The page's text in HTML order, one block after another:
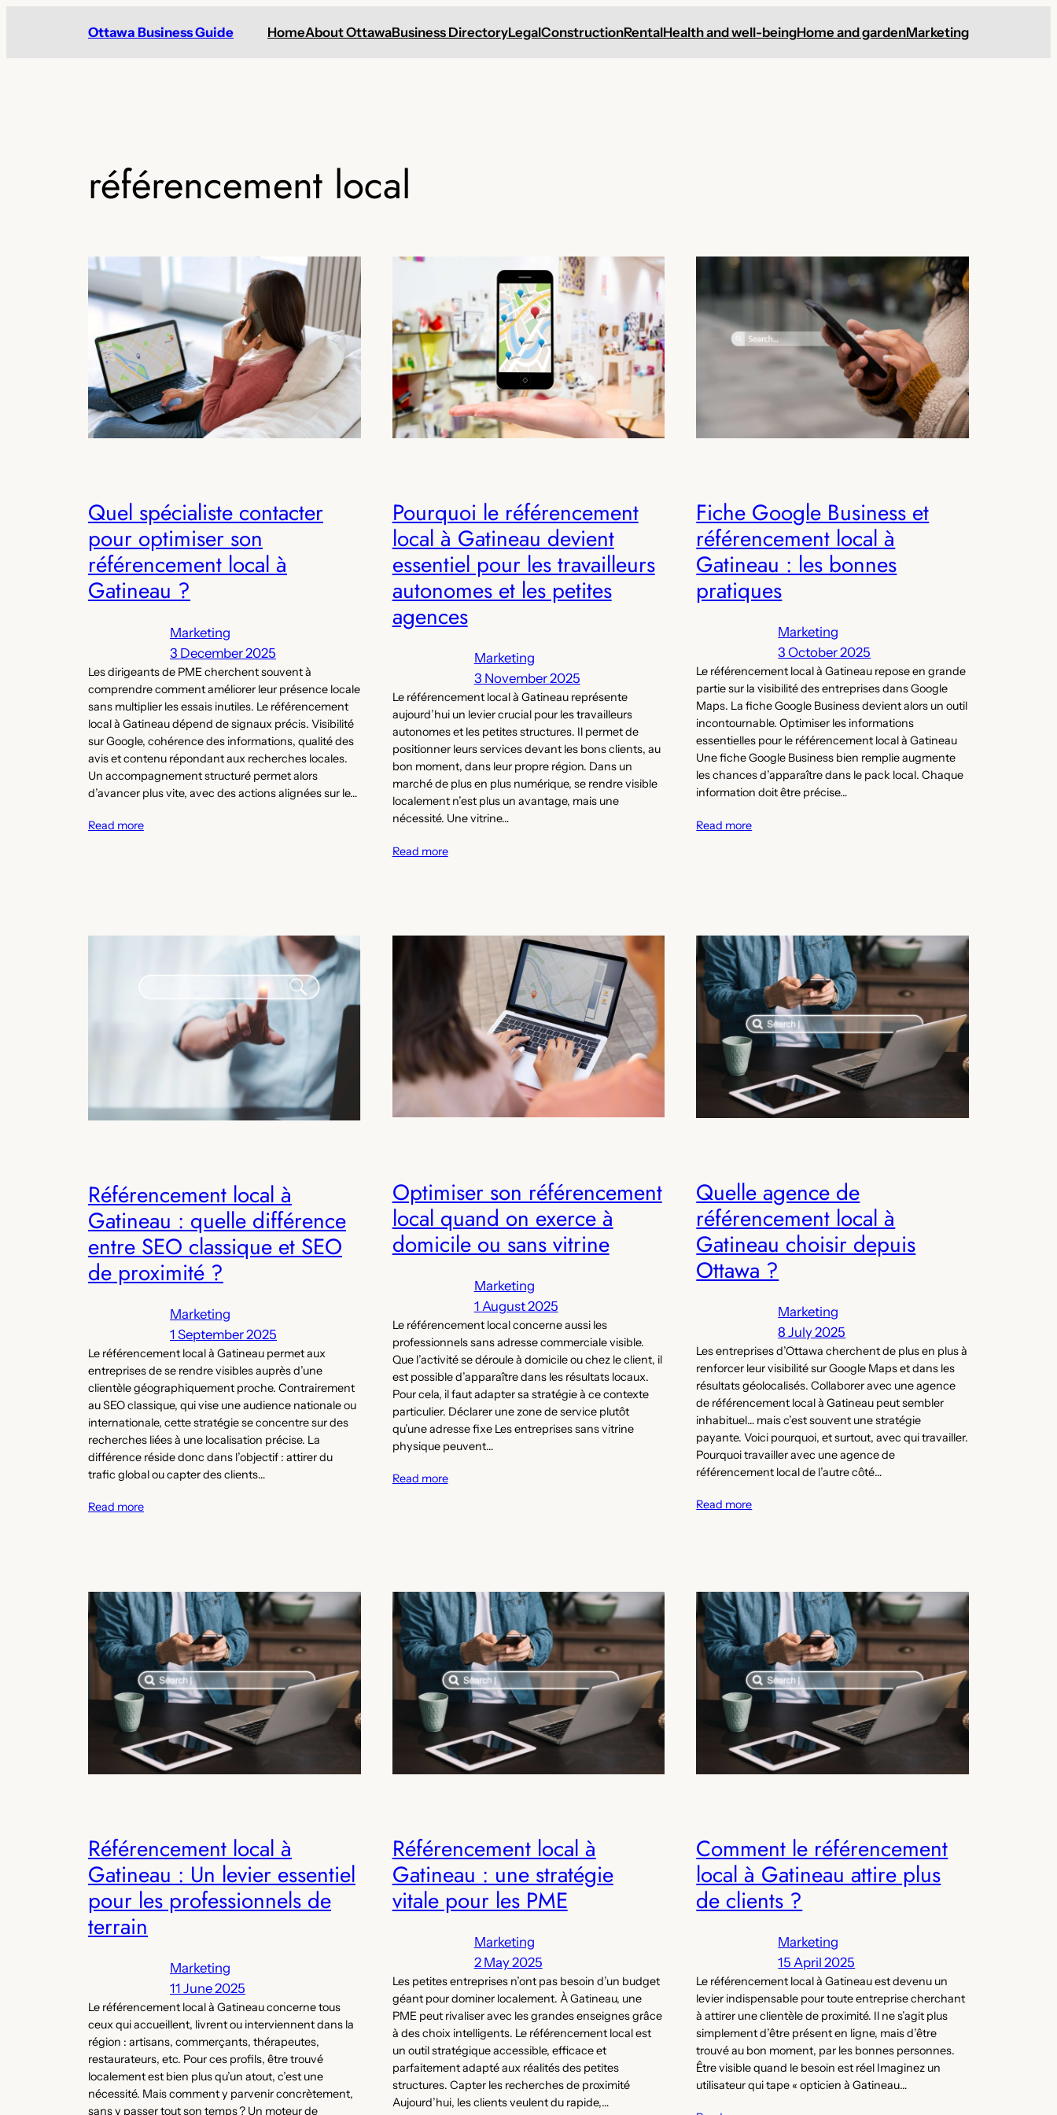
Ottawa Business Guide HomeAbout OttawaBusiness DirectoryLegalConstructionRentalHealth and well-beingHome and gardenMarketing
référencement local
Quel spécialiste contacter
pour optimiser son
référencement local à
Gatineau ?
Marketing
3 December 2025
Les dirigeants de PME cherchent souvent à
comprendre comment améliorer leur présence locale
sans multiplier les essais inutiles. Le référencement
local à Gatineau dépend de signaux précis. Visibilité
sur Google, cohérence des informations, qualité des
avis et contenu répondant aux recherches locales.
Un accompagnement structuré permet alors
d’avancer plus vite, avec des actions alignées sur le…
Read more
Pourquoi le référencement
local à Gatineau devient
essentiel pour les travailleurs
autonomes et les petites
agences
Marketing
3 November 2025
Le référencement local à Gatineau représente
aujourd’hui un levier crucial pour les travailleurs
autonomes et les petites structures. Il permet de
positionner leurs services devant les bons clients, au
bon moment, dans leur propre région. Dans un
marché de plus en plus numérique, se rendre visible
localement n’est plus un avantage, mais une
nécessité. Une vitrine…
Read more
Fiche Google Business et
référencement local à
Gatineau : les bonnes
pratiques
Marketing
3 October 2025
Le référencement local à Gatineau repose en grande
partie sur la visibilité des entreprises dans Google
Maps. La fiche Google Business devient alors un outil
incontournable. Optimiser les informations
essentielles pour le référencement local à Gatineau
Une fiche Google Business bien remplie augmente
les chances d’apparaître dans le pack local. Chaque
information doit être précise…
Read more
Référencement local à
Gatineau : quelle différence
entre SEO classique et SEO
de proximité ?
Marketing
1 September 2025
Le référencement local à Gatineau permet aux
entreprises de se rendre visibles auprès d’une
clientèle géographiquement proche. Contrairement
au SEO classique, qui vise une audience nationale ou
internationale, cette stratégie se concentre sur des
recherches liées à une localisation précise. La
différence réside donc dans l’objectif : attirer du
trafic global ou capter des clients…
Read more
Optimiser son référencement
local quand on exerce à
domicile ou sans vitrine
Marketing
1 August 2025
Le référencement local concerne aussi les
professionnels sans adresse commerciale visible.
Que l’activité se déroule à domicile ou chez le client, il
est possible d’apparaître dans les résultats locaux.
Pour cela, il faut adapter sa stratégie à ce contexte
particulier. Déclarer une zone de service plutôt
qu’une adresse fixe Les entreprises sans vitrine
physique peuvent…
Read more
Quelle agence de
référencement local à
Gatineau choisir depuis
Ottawa ?
Marketing
8 July 2025
Les entreprises d’Ottawa cherchent de plus en plus à
renforcer leur visibilité sur Google Maps et dans les
résultats géolocalisés. Collaborer avec une agence
de référencement local à Gatineau peut sembler
inhabituel… mais c’est souvent une stratégie
payante. Voici pourquoi, et surtout, avec qui travailler.
Pourquoi travailler avec une agence de
référencement local de l’autre côté…
Read more
Référencement local à
Gatineau : Un levier essentiel
pour les professionnels de
terrain
Marketing
11 June 2025
Le référencement local à Gatineau concerne tous
ceux qui accueillent, livrent ou interviennent dans la
région : artisans, commerçants, thérapeutes,
restaurateurs, etc. Pour ces profils, être trouvé
localement est bien plus qu’un atout, c’est une
nécessité. Mais comment y parvenir concrètement,
sans y passer tout son temps ? Un moteur de
Référencement local à
Gatineau : une stratégie
vitale pour les PME
Marketing
2 May 2025
Les petites entreprises n’ont pas besoin d’un budget
géant pour dominer localement. À Gatineau, une
PME peut rivaliser avec les grandes enseignes grâce
à des choix intelligents. Le référencement local est
un outil stratégique accessible, efficace et
parfaitement adapté aux réalités des petites
structures. Capter les recherches de proximité
Aujourd’hui, les clients veulent du rapide,…
Comment le référencement
local à Gatineau attire plus
de clients ?
Marketing
15 April 2025
Le référencement local à Gatineau est devenu un
levier indispensable pour toute entreprise cherchant
à attirer une clientèle de proximité. Il ne s’agit plus
simplement d’être présent en ligne, mais d’être
trouvé au bon moment, par les bonnes personnes.
Être visible quand le besoin est réel Imaginez un
utilisateur qui tape « opticien à Gatineau…